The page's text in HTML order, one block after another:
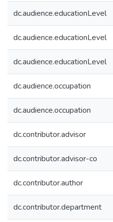
dc.audience.educationLevel
dc.audience.educationLevel
dc.audience.educationLevel
dc.audience.occupation
dc.audience.occupation
dc.contributor.advisor
dc.contributor.advisor-co
dc.contributor.author
dc.contributor.department